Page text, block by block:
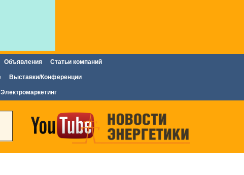
Объявления Статьи компаний
Выставки/Конференции
Электромаркетинг